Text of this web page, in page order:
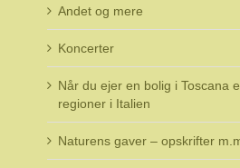
Andet og mere
Koncerter
Når du ejer en bolig i Toscana
regioner i Italien
Naturens gaver – opskrifter